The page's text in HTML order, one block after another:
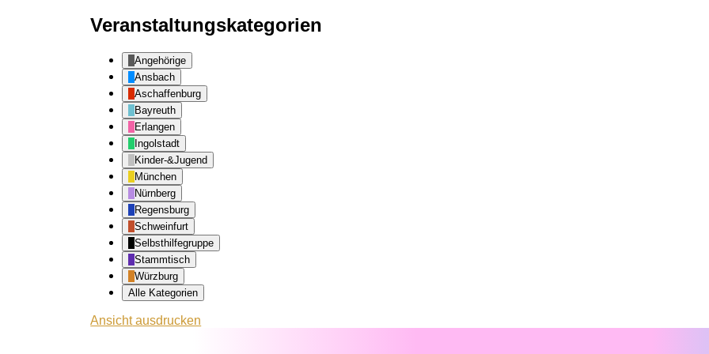
Veranstaltungskategorien
Angehörige
Ansbach
Aschaffenburg
Bayreuth
Erlangen
Ingolstadt
Kinder-&Jugend
München
Nürnberg
Regensburg
Schweinfurt
Selbsthilfegruppe
Stammtisch
Würzburg
Alle Kategorien
Ansichtausdrucken